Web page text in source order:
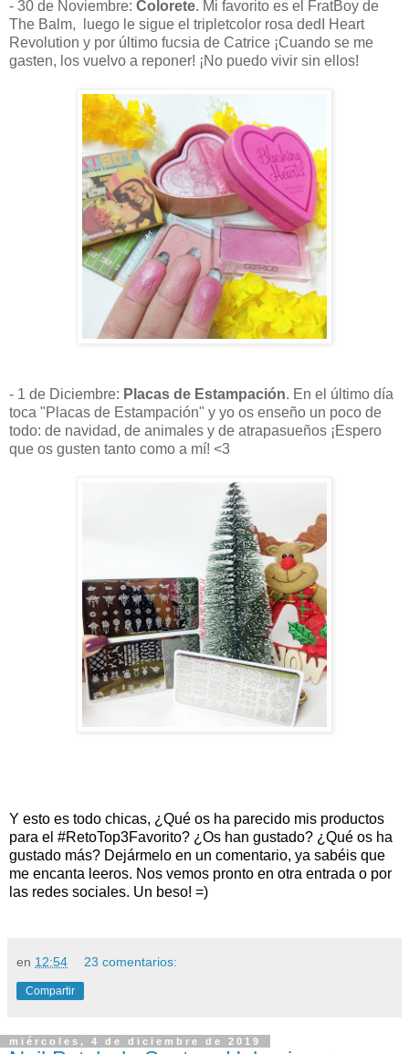
- 30 de Noviembre: Colorete. Mi favorito es el FratBoy de
The Balm, luego le sigue el tripletcolor rosa dedI Heart
Revolution y por último fucsia de Catrice ¡Cuando se me
gasten, los vuelvo a reponer! ¡No puedo vivir sin ellos!
- 1 de Diciembre: Placas de Estampación. En el último día
toca "Placas de Estampación" y yo os enseño un poco de
todo: de navidad, de animales y de atrapasueños ¡Espero
que os gusten tanto como a mí! <3
Y esto es todo chicas, ¿Qué os ha parecido mis productos
para el #RetoTop3Favorito? ¿Os han gustado? ¿Qué os ha
gustado más? Dejármelo en un comentario, ya sabéis que
me encanta leeros. Nos vemos pronto en otra entrada o por
las redes sociales. Un beso! =)
en 12:54 23 comentarios:
Compartir
miércoles, 4 de diciembre de 2019